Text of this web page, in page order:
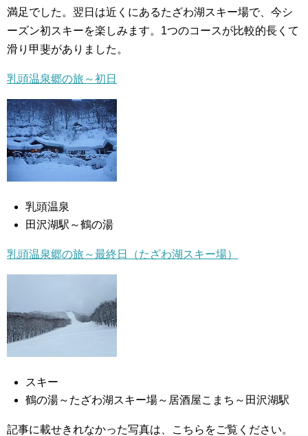
満足でした。翌日は近くにあるたざわ湖スキー場で、今シ
ーズン初スキーを楽しみます。1つのコースが比較的長くて
滑り甲斐がありました。
乳頭温泉郷の旅～初日
乳頭温泉
田沢湖駅～鶴の湯
乳頭温泉郷の旅～最終日（たざわ湖スキー場）
スキー
鶴の湯～たざわ湖スキー場～居酒屋こまち～田沢湖駅
記事に載せきれなかった写真は、こちらをご覧ください。